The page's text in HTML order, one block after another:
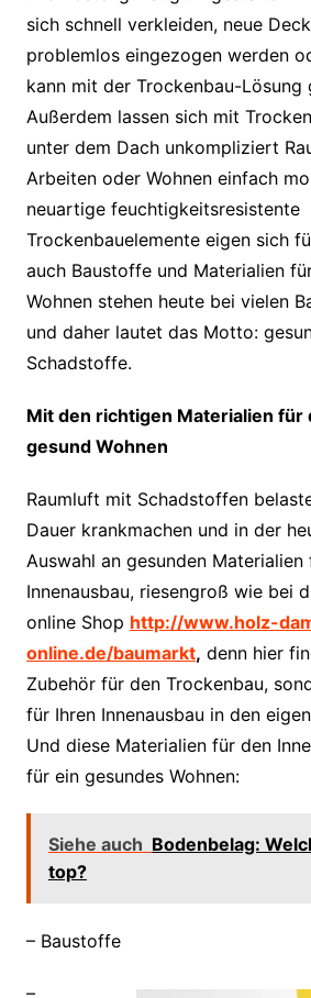
sich schnell verkleiden, neue
problemlos eingezogen werden
kann mit der Trockenbau-
Außerdem lassen sich mit
unter dem Dach unkompliziert
Arbeiten oder Wohnen einfach
neuartige feuchtigkeitsresistente
Trockenbauelemente eigen sich
auch Baustoffe und Materialien
Wohnen stehen heute bei vielen
und daher lautet das Motto:
Schadstoffe.
Mit den richtigen Materialien für
gesund Wohnen
Raumluft mit Schadstoffen
Dauer krankmachen und in der
Auswahl an gesunden Materialien
Innenausbau, riesengroß wie bei
online Shop http://www.holz-
online.de/baumarkt, denn hier
Zubehör für den Trockenbau,
für Ihren Innenausbau in den
Und diese Materialien für den
für ein gesundes Wohnen:
Siehe auch Bodenbelag:
top?
– Baustoffe
–